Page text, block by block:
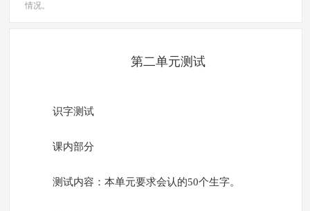
情况。
第二单元测试
识字测试
课内部分
测试内容：本单元要求会认的50个生字。